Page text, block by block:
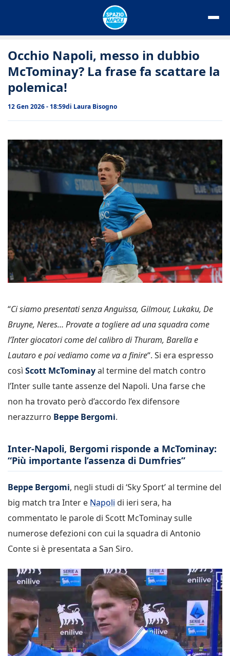
Occhio Napoli, messo in dubbio
McTominay? La frase fa scattare la
polemica!
12 Gen 2026 - 18:59di Laura Bisogno
“Ci siamo presentati senza Anguissa, Gilmour, Lukaku, De
Bruyne, Neres… Provate a togliere ad una squadra come
l’Inter giocatori come del calibro di Thuram, Barella e
Lautaro e poi vediamo come va a finire“. Si era espresso
così Scott McTominayal termine del match contro
l’Inter sulle tante assenze del Napoli. Una farse che
non ha trovato però d’accordo l’ex difensore
nerazzurro Beppe Bergomi.
Inter-Napoli, Bergomi risponde a McTominay:
“Più importante l’assenza di Dumfries”
Beppe Bergomi, negli studi di ‘Sky Sport’ al termine del
big match tra Inter e Napoli di ieri sera, ha
commentato le parole di Scott McTominay sulle
numerose defezioni con cui la squadra di Antonio
Conte si è presentata a San Siro.